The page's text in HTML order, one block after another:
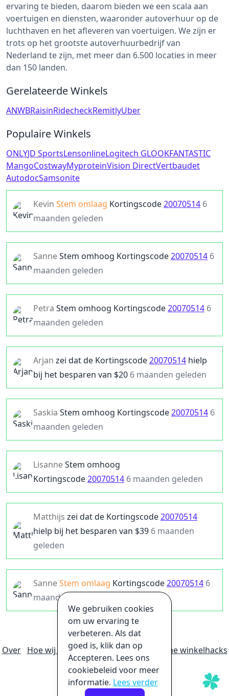
ervaring te bieden, daarom bieden we een scala aan
voertuigen en diensten, waaronder autoverhuur op de
luchthaven en het afleveren van voertuigen. We zijn er
trots op het grootste autoverhuurbedrijf van
Nederland te zijn, met meer dan 6.500 locaties in meer
dan 150 landen.
Gerelateerde Winkels
ANWBRaisinRidecheckRemitlyUber
Populaire Winkels
ONLYJD SportsLensonlineLogitech GLOOKFANTASTIC
MangoCostwayMyproteinVision DirectVertbaudet
AutodocSamsonite
Kevin Stem omlaag Kortingscode20070514 6
maanden geleden
SanneStem omhoog Kortingscode20070514 6
maanden geleden
Petra Stem omhoog Kortingscode20070514 6
maanden geleden
Arjan zei dat de Kortingscode20070514 hielp
bij het besparen van $20 6 maanden geleden
Saskia Stem omhoog Kortingscode20070514 6
maanden geleden
LisanneStem omhoog
Kortingscode20070514 6 maanden geleden
Matthijs zei dat de Kortingscode20070514
hielp bij het besparen van $39 6 maanden
geleden
SanneStem omlaag Kortingscode20070514 6
maanden geleden
Over Hoe wij geld verdienen
Ultieme online winkelhacks
Privacybeleid Disclaimer
We gebruiken cookies
om uw ervaring te
verbeteren. Als dat
goed is, klik dan op
Accepteren. Lees ons
cookiebeleid voor meer
informatie. Lees verder